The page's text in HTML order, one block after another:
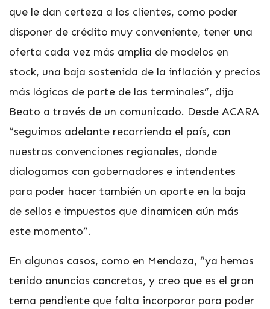
que le dan certeza a los clientes, como poder
disponer de crédito muy conveniente, tener una
oferta cada vez más amplia de modelos en
stock, una baja sostenida de la inflación y precios
más lógicos de parte de las terminales”, dijo
Beato a través de un comunicado. Desde ACARA
“seguimos adelante recorriendo el país, con
nuestras convenciones regionales, donde
dialogamos con gobernadores e intendentes
para poder hacer también un aporte en la baja
de sellos e impuestos que dinamicen aún más
este momento”.
En algunos casos, como en Mendoza, “ya hemos
tenido anuncios concretos, y creo que es el gran
tema pendiente que falta incorporar para poder